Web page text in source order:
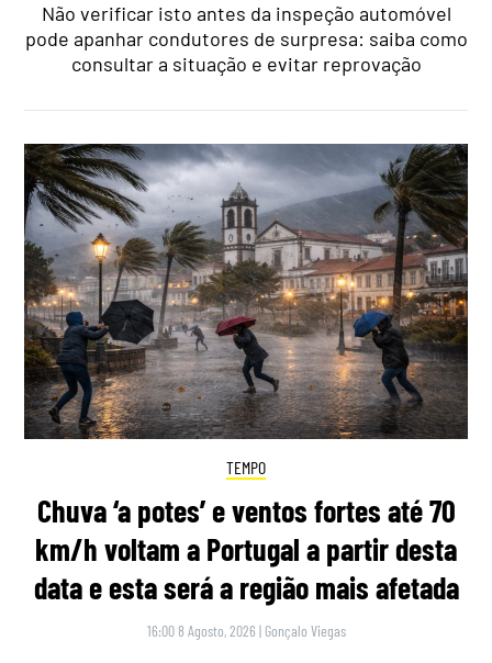
Não verificar isto antes da inspeção automóvel
pode apanhar condutores de surpresa: saiba como
consultar a situação e evitar reprovação
TEMPO
Chuva ‘a potes’ e ventos fortes até 70
km/h voltam a Portugal a partir desta
data e esta será a região mais afetada
16:00 8 Agosto, 2026 | Gonçalo Viegas